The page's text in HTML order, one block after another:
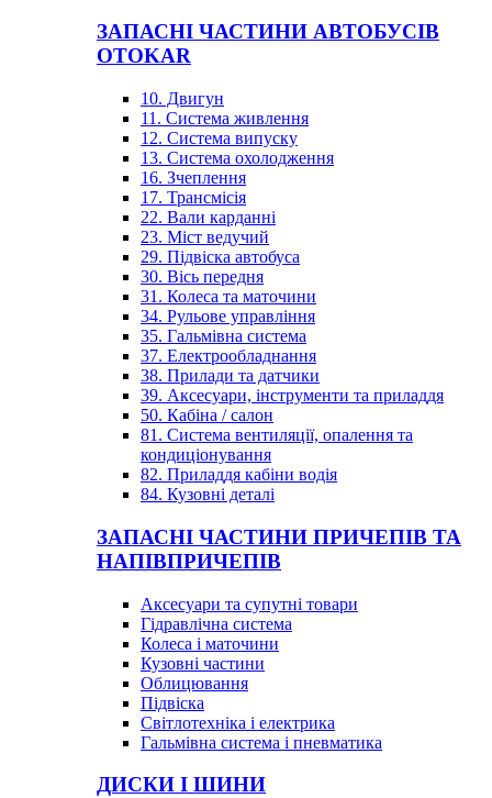
ЗАПАСНІ ЧАСТИНИ АВТОБУСІВ
OTOKAR
10. Двигун
11. Система живлення
12. Система випуску
13. Система охолодження
16. Зчеплення
17. Трансмісія
22. Вали карданні
23. Міст ведучий
29. Підвіска автобуса
30. Вісь передня
31. Колеса та маточини
34. Рульове управління
35. Гальмівна система
37. Електрообладнання
38. Прилади та датчики
39. Аксесуари, інструменти та приладдя
50. Кабіна / салон
81. Система вентиляції, опалення та
кондиціонування
82. Приладдя кабіни водія
84. Кузовні деталі
ЗАПАСНІ ЧАСТИНИ ПРИЧЕПІВ ТА
НАПІВПРИЧЕПІВ
Аксесуари та супутні товари
Гідравлічна система
Колеса і маточини
Кузовні частини
Облицювання
Підвіска
Світлотехніка і електрика
Гальмівна система і пневматика
ДИСКИ І ШИНИ